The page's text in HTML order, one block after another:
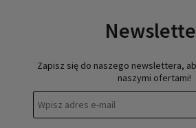
Zapisz się do naszego newslettera,
naszymi ofertami!